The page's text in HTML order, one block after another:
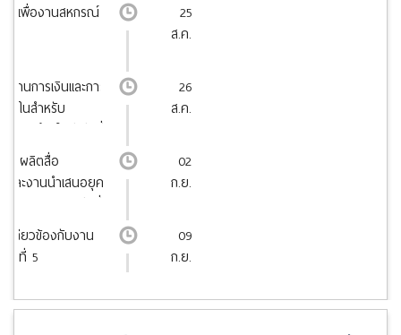
25
ส.ค.
ยเพื่องานสหกรณ์
26
ส.ค.
านการเงินและการ
ยในสำหรับ
หกรณ์ยุคใหม่ รุ่นที่
02
ก.ย.
ารผลิตสื่อ
และงานนำเสนอยุค
AI ครบวงจร รุ่นที่
09
ก.ย.
เกี่ยวข้องกับงาน
นที่ 5